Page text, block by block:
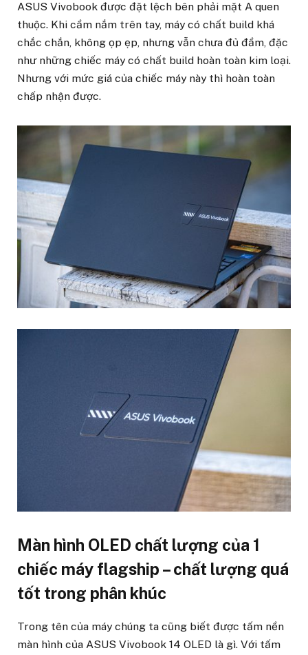
ASUS Vivobook được đặt lệch bên phải mặt A quen
thuộc. Khi cầm nắm trên tay, máy có chất build khá
chắc chắn, không ọp ẹp, nhưng vẫn chưa đủ đầm, đặc
như những chiếc máy có chất build hoàn toàn kim loại.
Nhưng với mức giá của chiếc máy này thì hoàn toàn
chấp nhận được.
Màn hình OLED chất lượng của 1
chiếc máy flagship – chất lượng quá
tốt trong phân khúc
Trong tên của máy chúng ta cũng biết được tấm nền
màn hình của ASUS Vivobook 14 OLED là gì. Với tấm